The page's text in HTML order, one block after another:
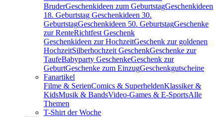
BruderGeschenkideen zum GeburtstagGeschenkideen
18. Geburtstag Geschenkideen 30.
GeburtstagGeschenkideen 50. GeburtstagGeschenke
zur RenteRichtfest Geschenk
Geschenkideen zur HochzeitGeschenk zur goldenen
HochzeitSilberhochzeit GeschenkGeschenke zur
TaufeBabyparty GeschenkeGeschenk zur
GeburtGeschenke zum EinzugGeschenkgutscheine
Fanartikel
Filme & SerienComics & SuperheldenKlassiker &
KidsMusik & BandsVideo-Games & E-SportsAlle
Themen
T-Shirt der Woche